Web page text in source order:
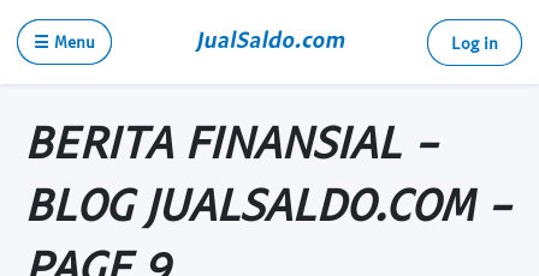
☰ Menu Log in
BERITA FINANSIAL -
BLOG JUALSALDO.COM -